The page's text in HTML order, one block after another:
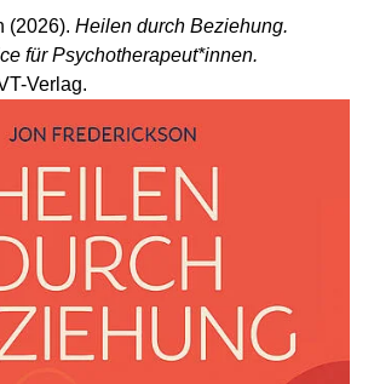
(2026). Heilen durch Beziehung.
für Psychotherapeut*innen.
Verlag.